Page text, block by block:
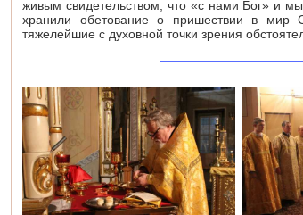
живым свидетельством, что «с нами Бог» и
хранили обетование о пришествии в
тяжелейшие с духовной точки зрения